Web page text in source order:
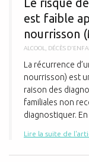
est faible
nourrisson
ALCOOL DÉCÈS
La récurrence
nourrisson) est
raison des
familiales non
diagnostiquer.
Lire la suite de